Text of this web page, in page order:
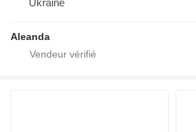
Ukraine
Aleanda